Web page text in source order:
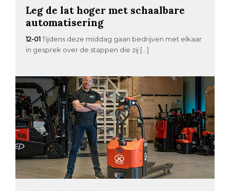
Leg de lat hoger met schaalbare
automatisering
12-01 Tijdens deze middag gaan bedrijven met elkaar
in gesprek over de stappen die zij […]